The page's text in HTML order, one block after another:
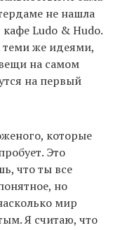
не нашла
Ludo & Hudo.
теми же идеями,
на самом
на первый
которые
Это
что ты все
но
мир
Я считаю, что